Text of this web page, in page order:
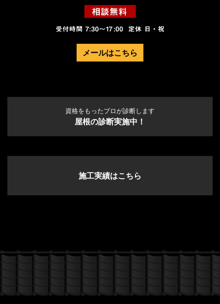
メールはこちら
資格をもったプロが診断します
屋根の診断実施中！
施工実績はこちら